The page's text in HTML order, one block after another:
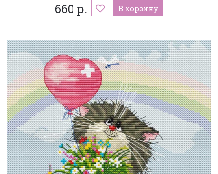
660 р. В корзину